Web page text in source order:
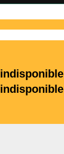
indisponible
indisponible